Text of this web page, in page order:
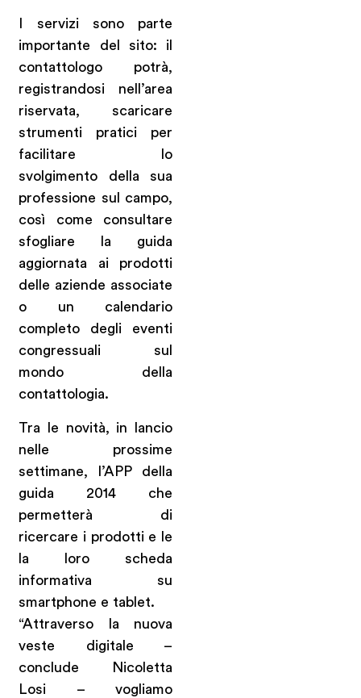
I servizi sono parte
importante del sito: il
contattologo potrà,
registrandosi nell’area
riservata, scaricare
strumenti pratici per
facilitare lo
svolgimento della sua
professione sul campo,
così come consultare
sfogliare la guida
aggiornata ai prodotti
delle aziende associate
o un calendario
completo degli eventi
congressuali sul
mondo della
contattologia.
Tra le novità, in lancio
nelle prossime
settimane, l’APP della
guida 2014 che
permetterà di
ricercare i prodotti e le
la loro scheda
informativa su
smartphone e tablet.
“Attraverso la nuova
veste digitale –
conclude Nicoletta
Losi – vogliamo